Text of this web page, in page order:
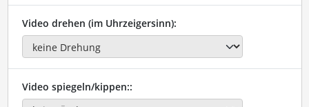
Video drehen (im Uhrzeigersinn):
Video spiegeln/kippen::